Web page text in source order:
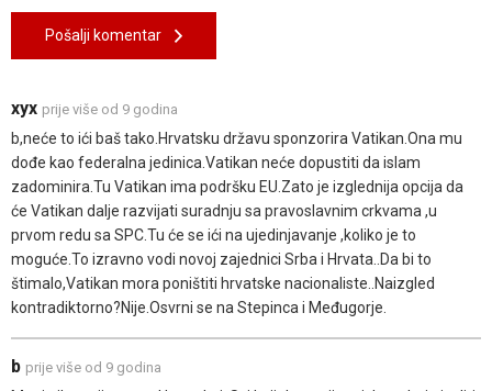
Pošalji komentar
xyx prije više od 9 godina
b,neće to ići baš tako.Hrvatsku državu sponzorira Vatikan.Ona mu
dođe kao federalna jedinica.Vatikan neće dopustiti da islam
zadominira.Tu Vatikan ima podršku EU.Zato je izglednija opcija da
će Vatikan dalje razvijati suradnju sa pravoslavnim crkvama ,u
prvom redu sa SPC.Tu će se ići na ujedinjavanje ,koliko je to
moguće.To izravno vodi novoj zajednici Srba i Hrvata..Da bi to
štimalo,Vatikan mora poništiti hrvatske nacionaliste..Naizgled
kontradiktorno?Nije.Osvrni se na Stepinca i Međugorje.
b prije više od 9 godina